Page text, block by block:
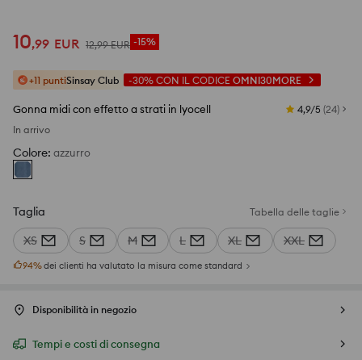
10,99 EUR 12,99 EUR -15%
+11 puntiSinsay Club -30% CON IL CODICE OMNI30MORE
Gonna midi con effetto a strati in lyocell 4,9/5 (24)
In arrivo
Colore: azzurro
Taglia Tabella delle taglie
XS S M L XL XXL
94%dei clienti ha valutato la misura come standard
Disponibilità in negozio
Tempi e costi di consegna